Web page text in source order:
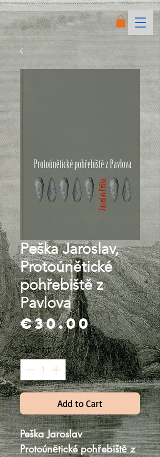
Peška Jaroslav,
Protoúnětické
pohřebiště z
Pavlova
€30.00Price
Quantity*
Add to Cart
Peška Jaroslav
Protoúnětické pohřebiště z